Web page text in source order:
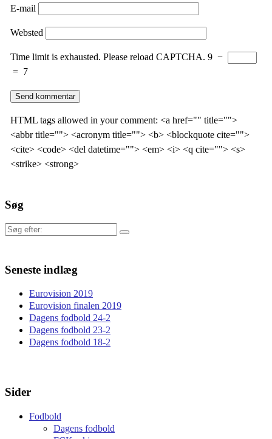
E-mail
Websted
Time limit is exhausted. Please reload CAPTCHA. 9 −
= 7
HTML tags allowed in your comment: <a href="" title="">
<abbr title=""> <acronym title=""> <b> <blockquote cite="">
<cite> <code> <del datetime=""> <em> <i> <q cite=""> <s>
<strike> <strong>
Søg
Søg
Seneste indlæg
Eurovision 2019
Eurovision finalen 2019
Dagens fodbold 24-2
Dagens fodbold 23-2
Dagens fodbold 18-2
Sider
Fodbold
Dagens fodbold